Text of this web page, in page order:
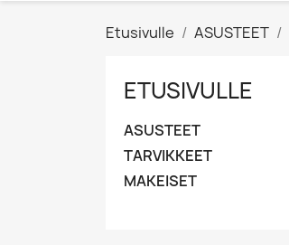
Etusivulle ASUSTEET
ETUSIVULLE
ASUSTEET
TARVIKKEET
MAKEISET